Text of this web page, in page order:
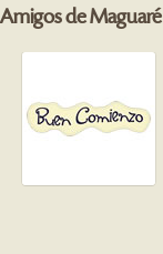
Amigos de Maguaré